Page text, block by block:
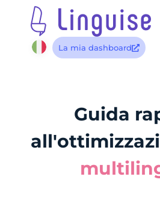
La mia dashboard
Guida